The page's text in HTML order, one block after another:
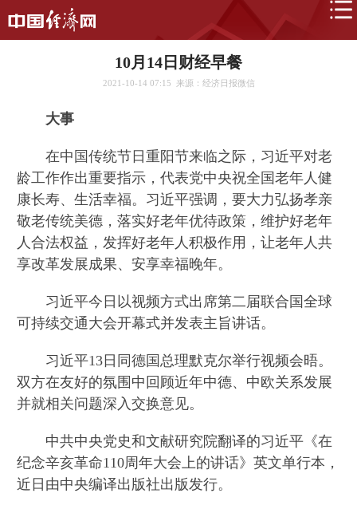
10月14日财经早餐
2021-10-14 07:15 来源：经济日报微信
大事
在中国传统节日重阳节来临之际，习近平对老
龄工作作出重要指示，代表党中央祝全国老年人健
康长寿、生活幸福。习近平强调，要大力弘扬孝亲
敬老传统美德，落实好老年优待政策，维护好老年
人合法权益，发挥好老年人积极作用，让老年人共
享改革发展成果、安享幸福晚年。
习近平今日以视频方式出席第二届联合国全球
可持续交通大会开幕式并发表主旨讲话。
习近平13日同德国总理默克尔举行视频会晤。
双方在友好的氛围中回顾近年中德、中欧关系发展
并就相关问题深入交换意见。
中共中央党史和文献研究院翻译的习近平《在
纪念辛亥革命110周年大会上的讲话》英文单行本，
近日由中央编译出版社出版发行。